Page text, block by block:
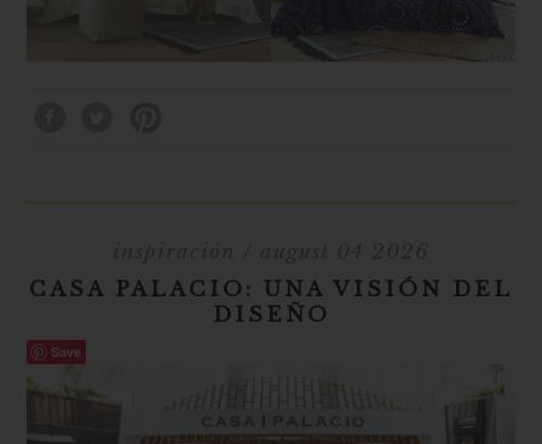
CASA PALACIO: UNA VISIÓN DEL
DISEÑO
Save